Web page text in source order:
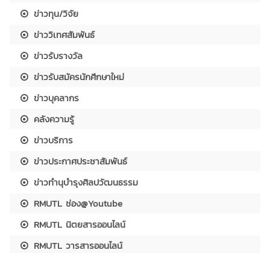
ข่าวทุน/วิจัย
ข่าววิเทศสัมพันธ์
ข่าวรับรางวัล
ข่าวรับสมัครนักศึกษาใหม่
ข่าวบุคลากร
คลังความรู้
ข่าวบริการ
ข่าวประกาศประชาสัมพันธ์
ข่าวทำนุบำรุงศิลปวัฒนธรรม
RMUTL ช่อง@Youtube
RMUTL นิตยสารออนไลน์
RMUTL วารสารออนไลน์